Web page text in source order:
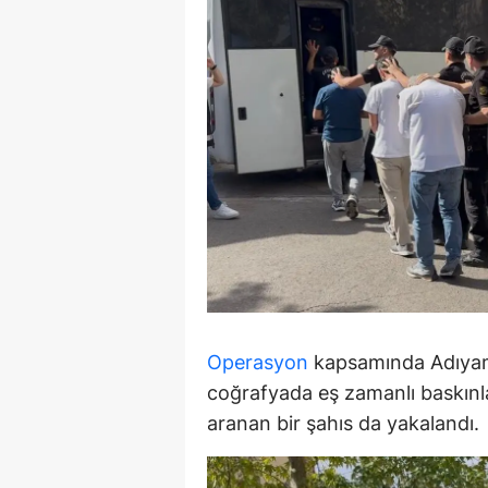
Operasyon kapsamında
coğrafyada eş zamanlı
aranan bir şahıs da yakalandı.